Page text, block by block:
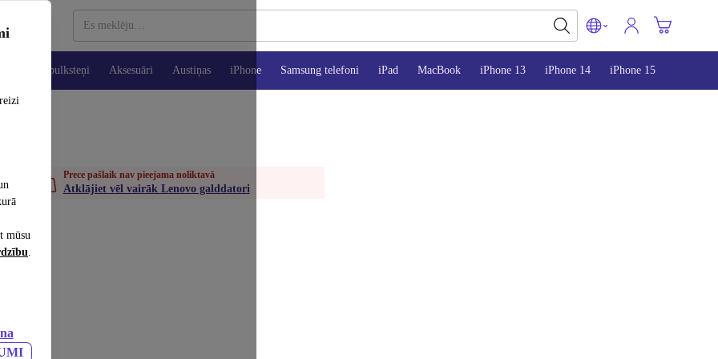
mūsu
.
Viedpulksteņi Aksesuāri Austiņas iPhone Samsung telefoni iPad MacBook iPhone 13 iPhone 14 iPhone 15
Prece pašlaik nav pieejama noliktavā
Atklājiet vēl vairāk Lenovo galddatori